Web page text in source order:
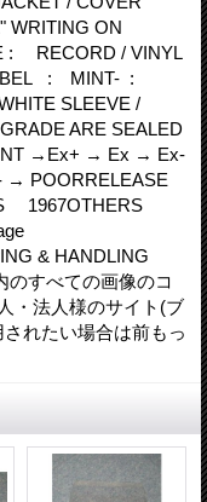
WRITING ON
: RECORD / VINYL
: MINT- :
SLEEVE /
ARE SEALED
→Ex+ → Ex → Ex-
POORRELEASE
1967OTHERS
ての画像のコ
・法人様のサイト(ブ
れたい場合は前もっ